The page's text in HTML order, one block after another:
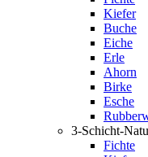
Kiefer
Buche
Eiche
Erle
Ahorn
Birke
Esche
3-Schicht-
Fichte